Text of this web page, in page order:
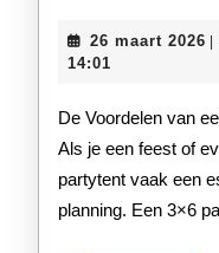
26 maart 2026
14:01
De Voordelen van een 3×6 Partytent voor Jouw Feest
Als je een feest of
partytent vaak een
planning. Een 3×6